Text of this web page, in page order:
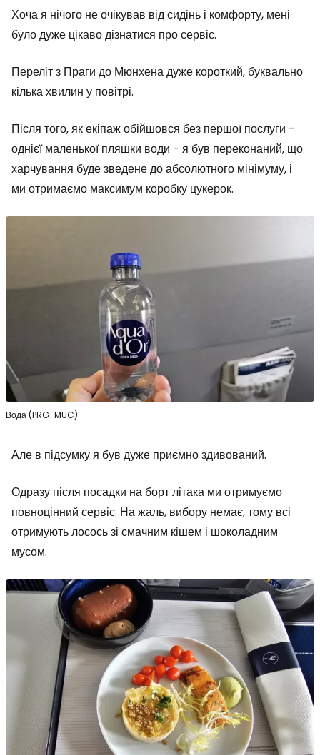
Хоча я нічого не очікував від сидінь і комфорту, мені
було дуже цікаво дізнатися про сервіс.
Переліт з Праги до Мюнхена дуже короткий, буквально
кілька хвилин у повітрі.
Після того, як екіпаж обійшовся без першої послуги -
однієї маленької пляшки води - я був переконаний, що
харчування буде зведене до абсолютного мінімуму, і
ми отримаємо максимум коробку цукерок.
Вода (PRG-MUC)
Але в підсумку я був дуже приємно здивований.
Одразу після посадки на борт літака ми отримуємо
повноцінний сервіс. На жаль, вибору немає, тому всі
отримують лосось зі смачним кішем і шоколадним
мусом.